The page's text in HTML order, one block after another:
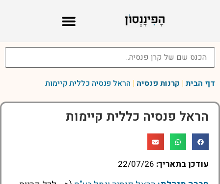
דף הבית | קרנות פנסיה | הראל פנסיה כללית קיימות
הראל פנסיה כללית קיימות
עודכן בתאריך: 22/07/26